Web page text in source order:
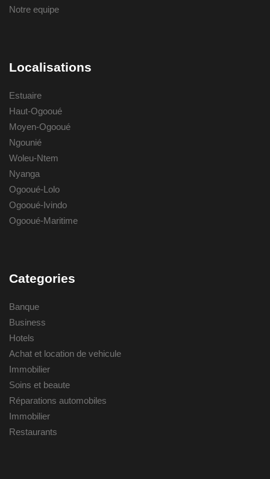
Notre equipe
Localisations
Estuaire
Haut-Ogooué
Moyen-Ogooué
Ngounié
Woleu-Ntem
Nyanga
Ogooué-Lolo
Ogooué-Ivindo
Ogooué-Maritime
Categories
Banque
Business
Hotels
Achat et location de vehicule
Immobilier
Soins et beaute
Réparations automobiles
Immobilier
Restaurants